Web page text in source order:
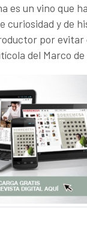
es un vino que
curiosidad y de
por evitar
del Marco